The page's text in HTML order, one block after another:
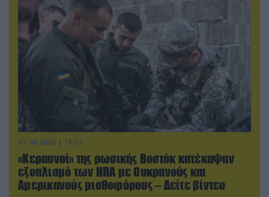
07.08.2026 | 18:02
«Κεραυνοί» της ρωσικής Βοστόκ κατέκαψαν
εξοπλισμό των ΗΠΑ με Ουκρανούς και
Αμερικανούς μισθοφόρους – Δείτε βίντεο